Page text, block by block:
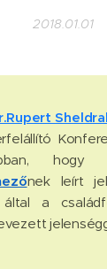
2018.01.01
hogy
nek leírt
a